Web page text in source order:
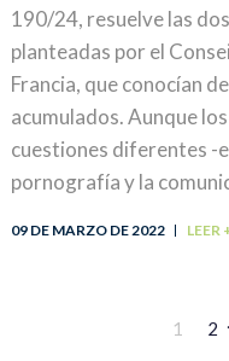
190/24, resuelve las
planteadas por el
Francia, que conocían
acumulados. Aunque
cuestiones diferentes -
pornografía y la
09 DE MARZO DE 2022 LEER
1 2